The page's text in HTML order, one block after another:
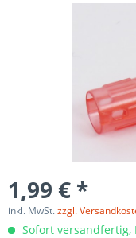
1,99 € *
inkl. MwSt.zzgl.
Sofort versandfertig,